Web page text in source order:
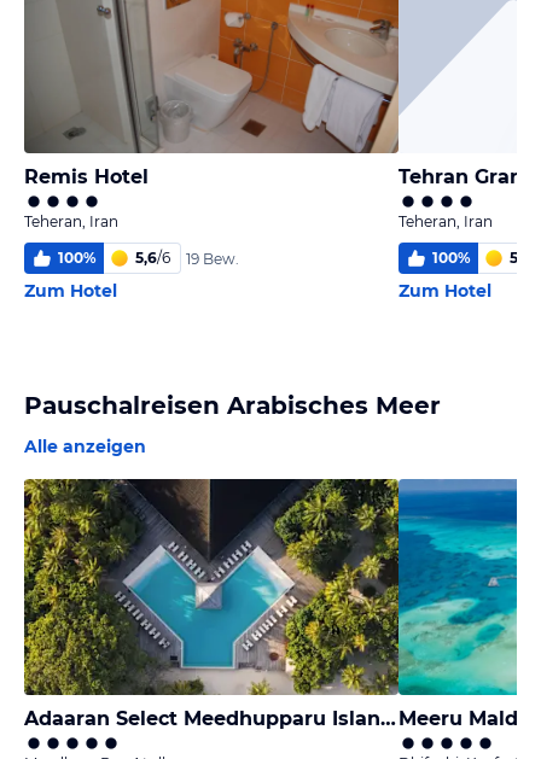
Remis Hotel
Teheran, Iran
100% 5,6/6 19 Bew.
Zum Hotel
Tehran
Teheran, Iran
100% 5,3
Zum Hotel
Pauschalreisen Arabisches Meer
Alle anzeigen
Adaaran Select Meedhupparu Island Resort - Premium All InclusiveMeeru